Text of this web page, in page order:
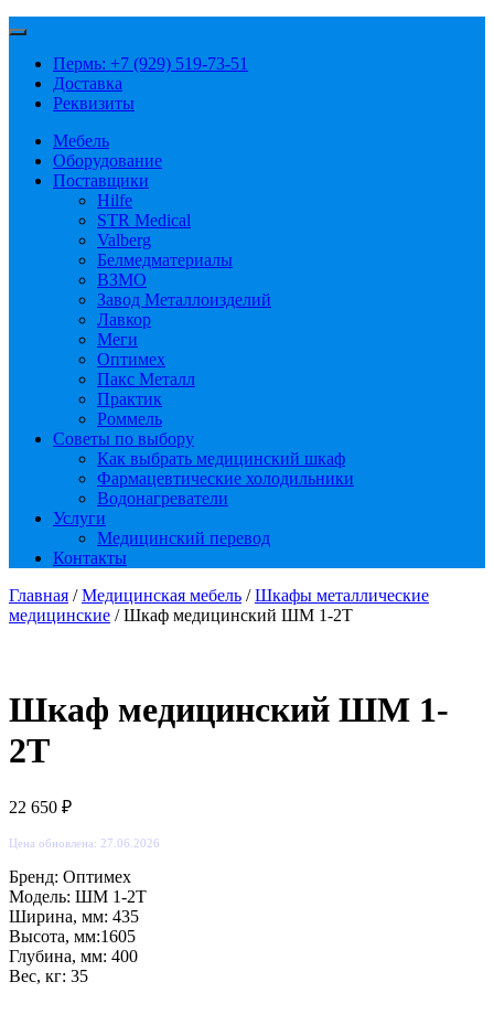
Пермь: +7 (929) 519-73-51
Доставка
Реквизиты
Мебель
Оборудование
Поставщики
Hilfe
STR Medical
Valberg
Белмедматериалы
ВЗМО
Завод Металлоизделий
Лавкор
Меги
Оптимех
Пакс Металл
Практик
Роммель
Советы по выбору
Как выбрать медицинский шкаф
Фармацевтические холодильники
Водонагреватели
Услуги
Медицинский перевод
Контакты
Главная /Медицинская мебель /Шкафы металлические
медицинские / Шкаф медицинский ШМ 1-2Т
Шкаф медицинский ШМ 1-
2Т
22 650 ₽
Цена обновлена: 27.06.2026
Бренд: Оптимех
Модель: ШМ 1-2Т
Ширина, мм: 435
Высота, мм:1605
Глубина, мм: 400
Вес, кг: 35